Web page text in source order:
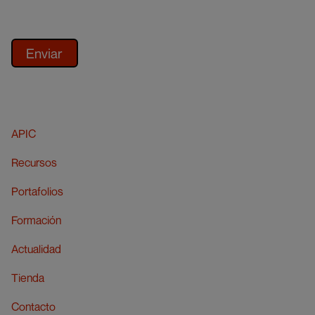
APIC
Recursos
Portafolios
Formación
Actualidad
Tienda
Contacto